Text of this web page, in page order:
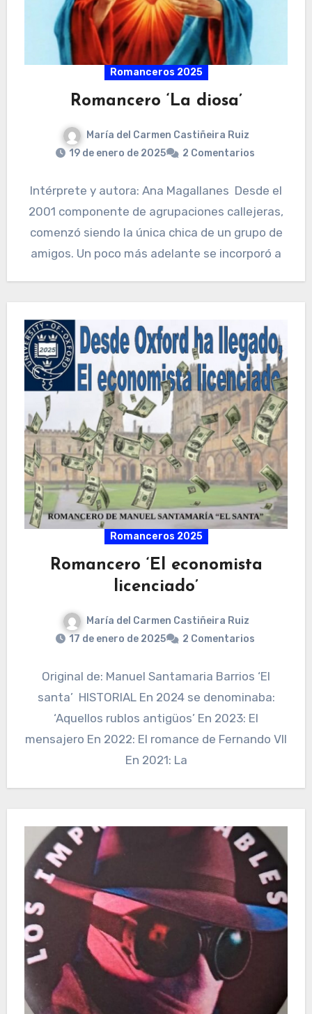
Romanceros 2025
Romancero ‘La diosa’
María del Carmen Castiñeira Ruiz
19 de enero de 2025
2 Comentarios
Intérprete y autora: Ana Magallanes Desde el
2001 componente de agrupaciones callejeras,
comenzó siendo la única chica de un grupo de
amigos. Un poco más adelante se incorporó a
Romanceros 2025
Romancero ‘El economista
licenciado’
María del Carmen Castiñeira Ruiz
17 de enero de 2025
2 Comentarios
Original de: Manuel Santamaria Barrios ‘El
santa’ HISTORIAL En 2024 se denominaba:
‘Aquellos rublos antigüos’ En 2023: El
mensajero En 2022: El romance de Fernando VII
En 2021: La